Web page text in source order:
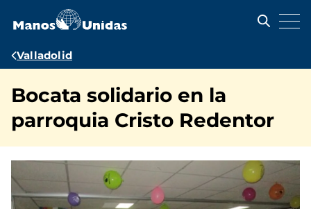
contenido
Ruta
navegación
Valladolid
Bocata solidario en la
parroquia Cristo Redentor